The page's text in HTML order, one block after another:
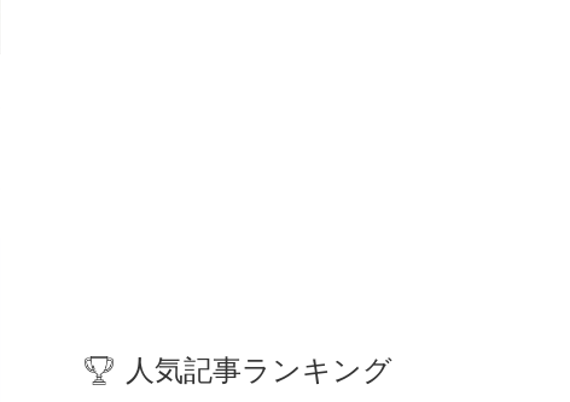
人気記事ランキング